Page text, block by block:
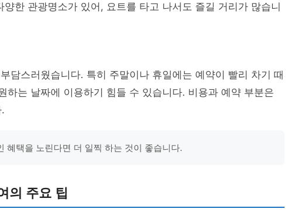
양한 관광명소가 있어, 요트를 타고 나서도 즐길 거리가 많습니
담스러웠습니다. 특히 주말이나 휴일에는 예약이 빨리 차기 때
하는 날짜에 이용하기 힘들 수 있습니다. 비용과 예약 부분은
혜택을 노린다면 더 일찍 하는 것이 좋습니다.
의 주요 팁